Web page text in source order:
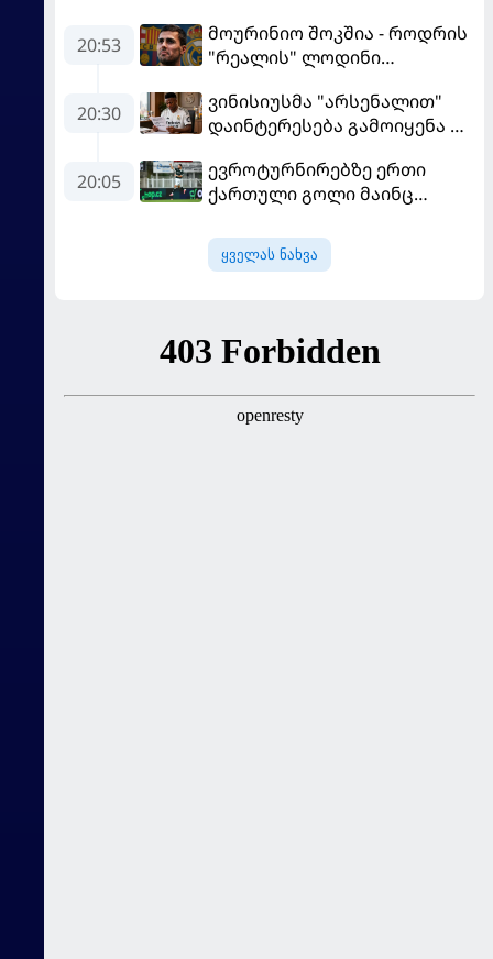
20:53
მოურინიო შოკშია - როდრის
"რეალის" ლოდინი
"ბარსელონაში" გადადის
20:30
ვინისიუსმა "არსენალით"
დაინტერესება გამოიყენა და
მომგებიანად გააგრძელა
20:05
ევროტურნირებზე ერთი
ქართული გოლი მაინც
ყველას ნახვა